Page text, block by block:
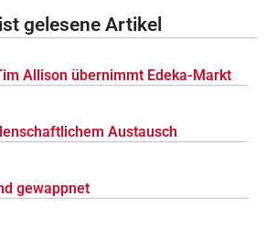
gelesene Artikel
Allison übernimmt Edeka-Markt
Austausch
gewappnet